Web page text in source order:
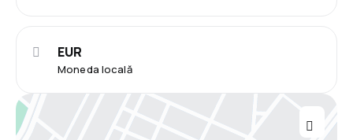
Moneda locală
EUR